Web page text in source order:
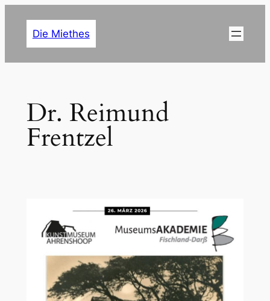
Die Miethes
Dr. Reimund
Frentzel